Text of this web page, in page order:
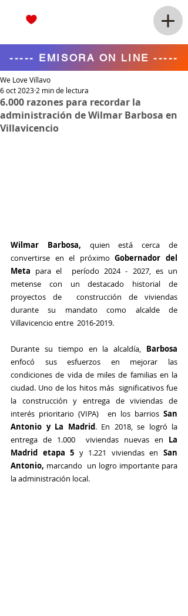
----- EMISORA ON LINE -----
6.000 razones para recordar la
administración de Wilmar Barbosa en
Villavicencio
We Love Villavo
6 oct 2023 2 min de lectura
Wilmar Barbosa, quien está cerca de
convertirse en el próximo Gobernador del
Meta para el  período 2024 - 2027, es un
metense con un destacado historial de
proyectos de  construcción de viviendas
durante su mandato como alcalde de
Villavicencio entre  2016-2019.
Durante su tiempo en la alcaldía, Barbosa
enfocó sus esfuerzos en mejorar las
condiciones de vida de miles de familias en la
ciudad. Uno de los hitos más  significativos fue
la construcción y entrega de viviendas de
interés prioritario (VIPA)  en los barrios San
Antonio y La Madrid. En 2018, se logró la
entrega de 1.000  viviendas nuevas en La
Madrid etapa 5 y 1.221 viviendas en San
Antonio, marcando  un logro importante para
la administración local.